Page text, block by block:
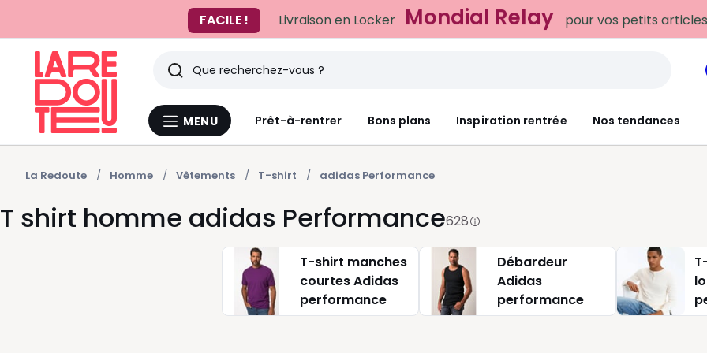
FACILE !
Livraison en Locker Mondial Relay pour vos petits articles
Menu
MENU Prêt-à-rentrer Bons plans Inspiration rentrée Nos tendances
Rechercher
Derniers
articles
vus
La Redoute Homme Vêtements T-shirt adidas Performance
T shirt homme adidas Performance628
T-shirt manches
courtes Adidas
performance
Débardeur
Adidas
performance